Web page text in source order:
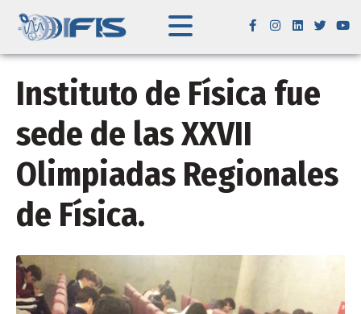
Instituto de Física fue
sede de las XXVII
Olimpiadas Regionales
de Física.